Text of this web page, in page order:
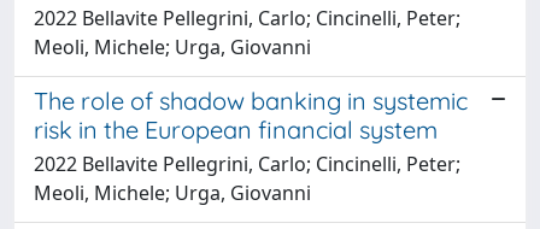
2022 Bellavite Pellegrini, Carlo; Cincinelli, Peter;
Meoli, Michele; Urga, Giovanni
The role of shadow banking in systemic
risk in the European financial system
2022 Bellavite Pellegrini, Carlo; Cincinelli, Peter;
Meoli, Michele; Urga, Giovanni